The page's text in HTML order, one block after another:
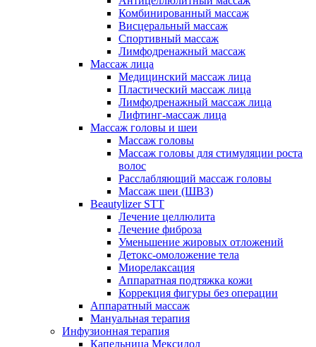
Комбинированный массаж
Висцеральный массаж
Спортивный массаж
Лимфодренажный массаж
Массаж лица
Медицинский массаж лица
Пластический массаж лица
Лимфодренажный массаж лица
Лифтинг-массаж лица
Массаж головы и шеи
Массаж головы
Массаж головы для стимуляции роста
волос
Расслабляющий массаж головы
Массаж шеи (ШВЗ)
Beautylizer STT
Лечение целлюлита
Лечение фиброза
Уменьшение жировых отложений
Детокс-омоложение тела
Миорелаксация
Аппаратная подтяжка кожи
Коррекция фигуры без операции
Аппаратный массаж
Мануальная терапия
Инфузионная терапия
Капельница Мексидол